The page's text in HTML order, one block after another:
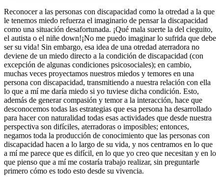
Increase text margins Decrease text margins
Reset to Defaults
Reconocer a las personas con discapacidad como la otredad a la que
le tenemos miedo refuerza el imaginario de pensar la discapacidad
como una situación desafortunada. ¡Qué mala suerte la del cieguito,
el autista o el niñe down!¡No me puedo imaginar lo sufrida que debe
ser su vida! Sin embargo, esa idea de una otredad aterradora no
deviene de un miedo directo a la condición de discapacidad (con
excepción de algunas condiciones psicosociales); en cambio,
muchas veces proyectamos nuestros miedos y temores en una
persona con discapacidad, transmitiendo a nuestra relación con ella
lo que a mí me daría miedo si yo tuviese dicha condición. Esto,
además de generar compasión y temor a la interacción, hace que
desconocemos todas las estrategias que esa persona ha desarrollado
para hacer con naturalidad todas esas actividades que desde nuestra
perspectiva son difíciles, aterradoras o imposibles; entonces,
negamos toda la producción de conocimiento que las personas con
discapacidad hacen a lo largo de su vida, y nos centramos en lo que
a mí me parece que es difícil, en lo que yo creo que necesitan y en lo
que pienso que a mí me costaría trabajo realizar, sin preguntarle
primero cómo es todo esto desde su vivencia.